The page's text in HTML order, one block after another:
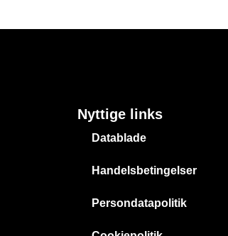
Nyttige links
Datablade
Handelsbetingelser
Persondatapolitik